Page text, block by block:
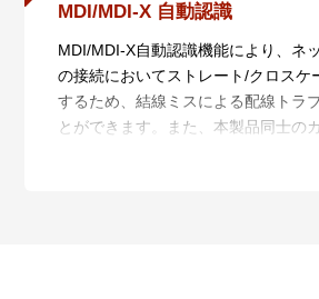
MDI/MDI-X 自動認識
MDI/MDI-X自動認識機能により、ネ
の接続においてストレート/クロスケ
するため、結線ミスによる配線トラ
とができます。また、本製品同士の
際に、ストレート/クロスケーブル